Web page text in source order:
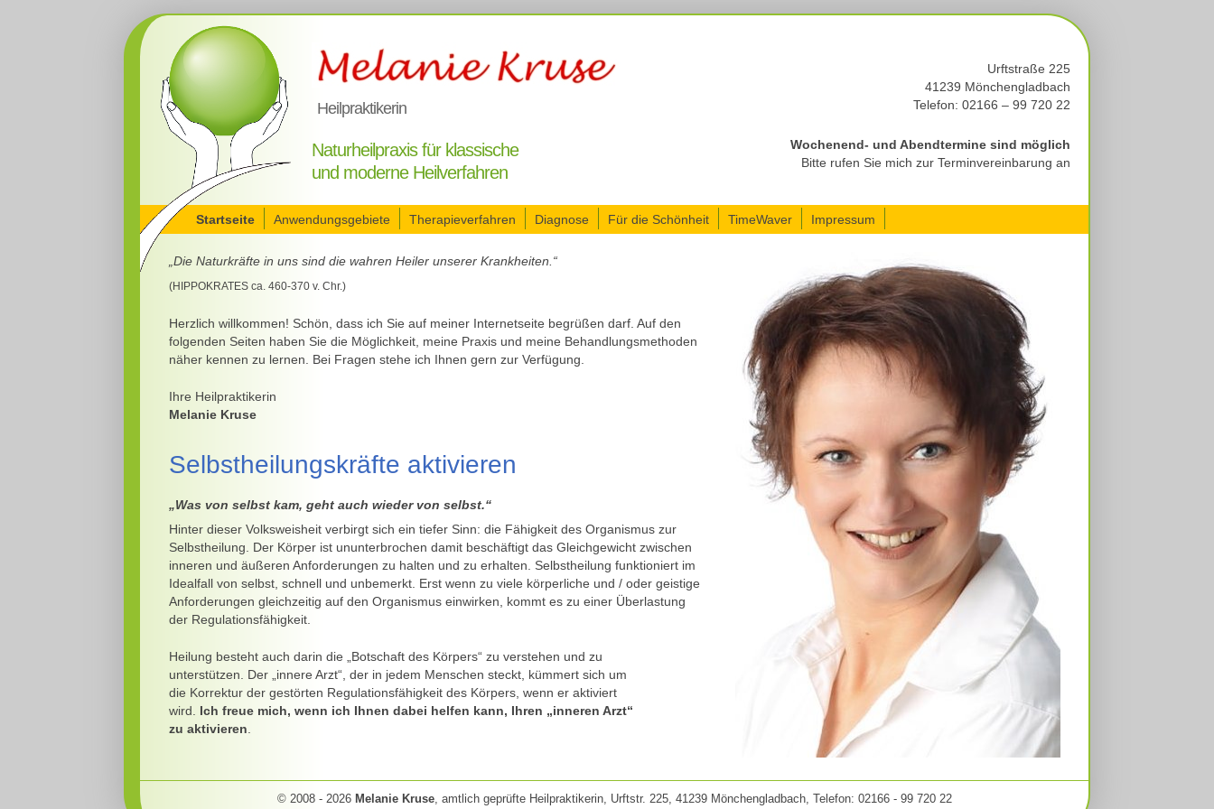
Urftstraße 225
41239 Mönchengladbach
Telefon: 02166 – 99 720 22
Wochenend- und Abendtermine sind möglich
Bitte rufen Sie mich zur Terminvereinbarung an
Heilpraktikerin
Naturheilpraxis für klassische
und moderne Heilverfahren
Startseite Anwendungsgebiete Therapieverfahren Diagnose Für die Schönheit TimeWaver Impressum
„Die Naturkräfte in uns sind die wahren Heiler unserer Krankheiten.“
(HIPPOKRATES ca. 460-370 v. Chr.)
Herzlich willkommen! Schön, dass ich Sie auf meiner Internetseite begrüßen darf. Auf den
folgenden Seiten haben Sie die Möglichkeit, meine Praxis und meine Behandlungsmethoden
näher kennen zu lernen. Bei Fragen stehe ich Ihnen gern zur Verfügung.
Ihre Heilpraktikerin
Melanie Kruse
Selbstheilungskräfte aktivieren
„Was von selbst kam, geht auch wieder von selbst.“
Hinter dieser Volksweisheit verbirgt sich ein tiefer Sinn: die Fähigkeit des Organismus zur
Selbstheilung. Der Körper ist ununterbrochen damit beschäftigt das Gleichgewicht zwischen
inneren und äußeren Anforderungen zu halten und zu erhalten. Selbstheilung funktioniert im
Idealfall von selbst, schnell und unbemerkt. Erst wenn zu viele körperliche und / oder geistige
Anforderungen gleichzeitig auf den Organismus einwirken, kommt es zu einer Überlastung
der Regulationsfähigkeit.
Heilung besteht auch darin die „Botschaft des Körpers“ zu verstehen und zu
unterstützen. Der „innere Arzt“, der in jedem Menschen steckt, kümmert sich um
die Korrektur der gestörten Regulationsfähigkeit des Körpers, wenn er aktiviert
wird. Ich freue mich, wenn ich Ihnen dabei helfen kann, Ihren „inneren Arzt“
zu aktivieren
© 2008 - 2026 Melanie Kruse, amtlich geprüfte Heilpraktikerin, Urftstr. 225, 41239 Mönchengladbach, Telefon: 02166 - 99 720 22